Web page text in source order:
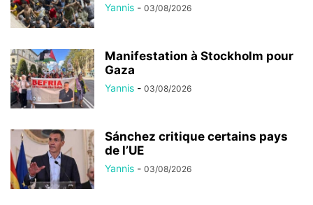
Yannis - 03/08/2026
Manifestation à Stockholm pour
Gaza
Yannis - 03/08/2026
Sánchez critique certains pays
de l’UE
Yannis - 03/08/2026